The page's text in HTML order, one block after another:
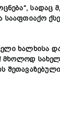
“,სადაც
სააფთიაქო
ხალხისა
! მხოლოდ
შეთავაზებული